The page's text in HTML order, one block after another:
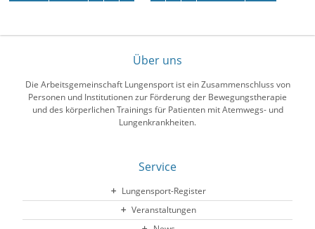
Über uns
Die Arbeitsgemeinschaft Lungensport ist ein Zusammenschluss von
Personen und Institutionen zur Förderung der Bewegungstherapie
und des körperlichen Trainings für Patienten mit Atemwegs- und
Lungenkrankheiten.
Service
Lungensport-Register
Veranstaltungen